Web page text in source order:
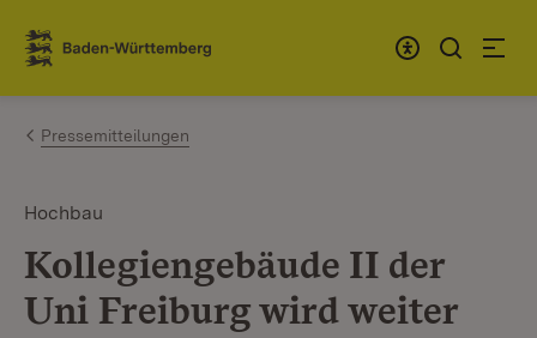
Zum Inhalt springen
Link zur Startseite
Pressemitteilungen
Hochbau
Kollegiengebäude II der
Uni Freiburg wird weiter